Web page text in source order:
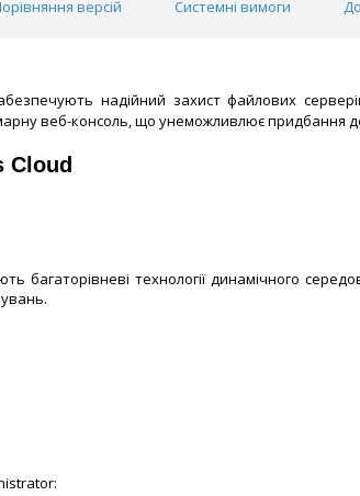
версій Системні вимоги
надійний захист файлових
веб-консоль, що унеможливлює придбання
Cloud
багаторівневі технології динамічного